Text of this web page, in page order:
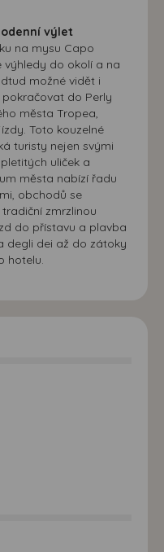
výlet
na mysu Capo
výhledy do okolí a na
možné vidět i
do Perly
města Tropea,
Toto kouzelné
turisty nejen svými
uliček a
města nabízí řadu
obchodů se
zmrzlinou
do přístavu a plavba
degli dei až do zátoky
hotelu.